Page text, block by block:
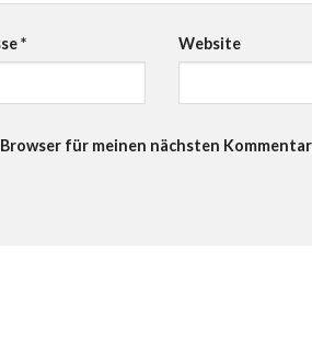
* Website
für meinen nächsten